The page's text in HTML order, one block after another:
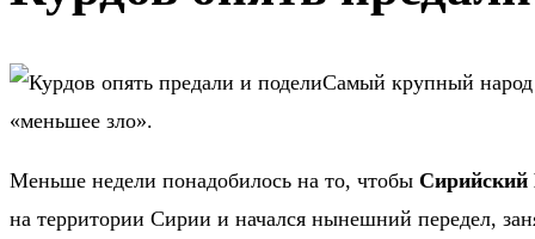
Самый крупный народ
«меньшее зло».
Меньше недели понадобилось на то, чтобы Сирийский
на территории Сирии и начался нынешний передел,